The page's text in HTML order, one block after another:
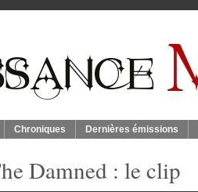
Chroniques Dernières émissions
Damned : le clip